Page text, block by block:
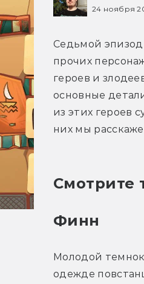
24 ноября
Седьмой эпизод
прочих
героев и
основные
из этих героев
них мы
Смотрите
Финн
Молодой
одежде